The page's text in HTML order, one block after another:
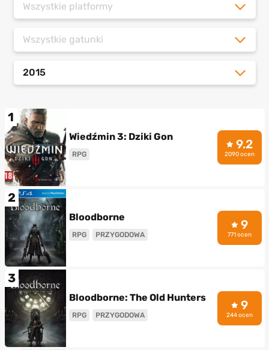
Wszystkie platformy
Wszystkie gatunki
2015
1
Wiedźmin 3: Dziki Gon
RPG
9.2
2090 ocen
2
Bloodborne
RPG PRZYGODOWA
9
771 ocen
3
Bloodborne: The Old Hunters
RPG PRZYGODOWA
9
244 ocen